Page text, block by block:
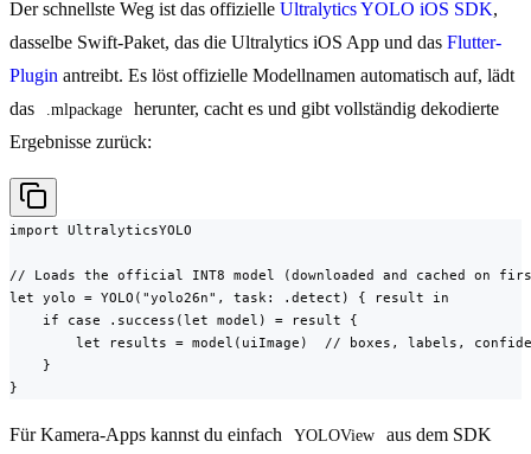
Der schnellste Weg ist das offizielle Ultralytics YOLO iOS SDK,
dasselbe Swift-Paket, das die Ultralytics iOS App und das Flutter-
Plugin antreibt. Es löst offizielle Modellnamen automatisch auf, lädt
das
.mlpackage
herunter, cacht es und gibt vollständig dekodierte
Ergebnisse zurück:
import UltralyticsYOLO
// Loads the official INT8 model (downloaded and cached on
let yolo = YOLO("yolo26n", task: .detect) { result in
    if case .success(let model) = result {
let results = model(uiImage)  // boxes, labels,
    }
}
Für Kamera-Apps kannst du einfach YOLOView aus dem SDK